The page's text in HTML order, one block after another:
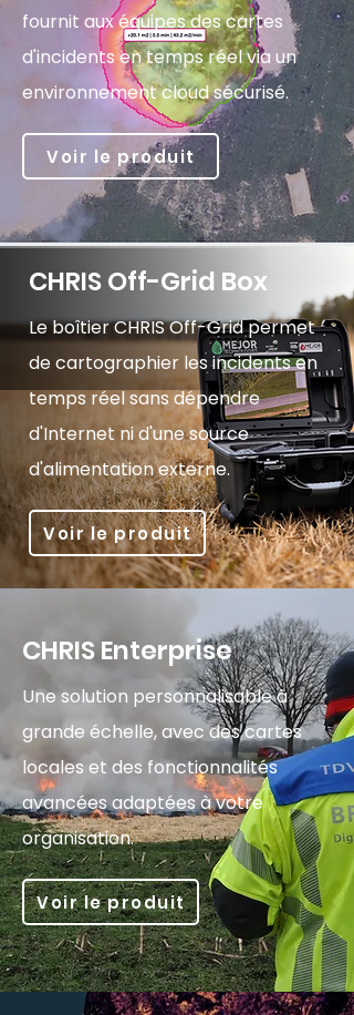
fournit aux équipes des cartes
d'incidents en temps réel via un
environnement cloud sécurisé.
Voir le produit
CHRIS Off-Grid Box
Le boîtier CHRIS Off-Grid permet
de cartographier les incidents en
temps réel sans dépendre
d'Internet ni d'une source
d'alimentation externe.
Voir le produit
CHRIS Enterprise
Une solution personnalisable à
grande échelle, avec des cartes
locales et des fonctionnalités
avancées adaptées à votre
organisation.
Voir le produit